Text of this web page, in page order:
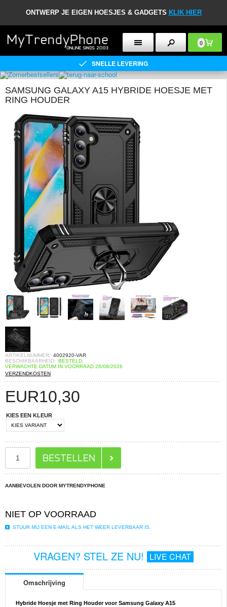
ONTWERP JE EIGEN HOESJES & GADGETS KLIK HIER
0
SNELLE LEVERING
SAMSUNG GALAXY A15 HYBRIDE HOESJE MET
RING HOUDER
ARTIKELNUMMER: 4002920-VAR
BESCHIKBAARHEID: BESTELD.
VERWACHTE DATUM IN VOORRAAD 26/08/2026
VERZENDKOSTEN
EUR10,30
KIES EEN KLEUR
AANBEVOLEN DOOR MYTRENDYPHONE
NIET OP VOORRAAD
STUUR MIJ EEN E-MAIL ALS HET WEER LEVERBAAR IS.
VRAGEN? STEL ZE NU! LIVE CHAT
Omschrijving
Hybride Hoesje met Ring Houder voor Samsung Galaxy A15